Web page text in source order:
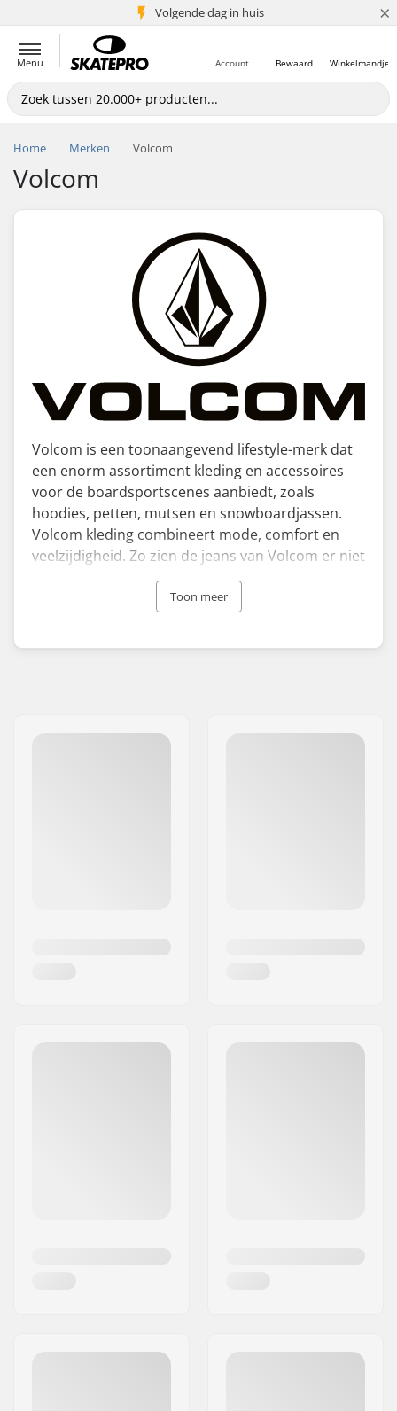
Volgende dag in huis
5+ mln. klanten ×
Menu Winkelmandje
Bewaard
Account
Home Merken Volcom
Volcom
Volcom is een toonaangevend lifestyle-merk dat
een enorm assortiment kleding en accessoires
voor de boardsportscenes aanbiedt, zoals
hoodies, petten, mutsen en snowboardjassen.
Volcom kleding combineert mode, comfort en
veelzijdigheid. Zo zien de jeans van Volcom er niet
alleen goed uit, maar gebruiken ze ook
stretchmateriaal, wat betekent dat je tricks kunt
motto is altijd "Youth Against Establishment"
Toon meer